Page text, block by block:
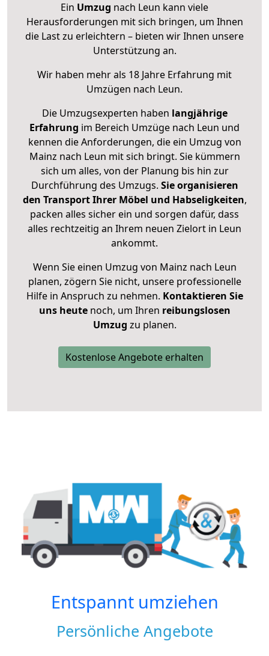
Ein Umzug nach Leun kann viele
Herausforderungen mit sich bringen, um Ihnen
die Last zu erleichtern – bieten wir Ihnen unsere
Unterstützung an.
Wir haben mehr als 18 Jahre Erfahrung mit
Umzügen nach Leun.
Die Umzugsexperten haben langjährige
Erfahrung im Bereich Umzüge nach Leun und
kennen die Anforderungen, die ein Umzug von
Mainz nach Leun mit sich bringt. Sie kümmern
sich um alles, von der Planung bis hin zur
Durchführung des Umzugs. Sie organisieren
den Transport Ihrer Möbel und Habseligkeiten,
packen alles sicher ein und sorgen dafür, dass
alles rechtzeitig an Ihrem neuen Zielort in Leun
ankommt.
Wenn Sie einen Umzug von Mainz nach Leun
planen, zögern Sie nicht, unsere professionelle
Hilfe in Anspruch zu nehmen. Kontaktieren Sie
uns heutenoch, um Ihren reibungslosen
Umzug zu planen.
Kostenlose Angebote erhalten
Entspannt umziehen
Persönliche Angebote